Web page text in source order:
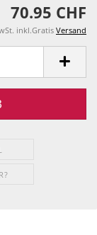
70.95 CHF
inkl.Gratis Versand